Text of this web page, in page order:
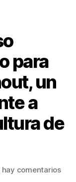
para
un
a
de
hay comentariosen